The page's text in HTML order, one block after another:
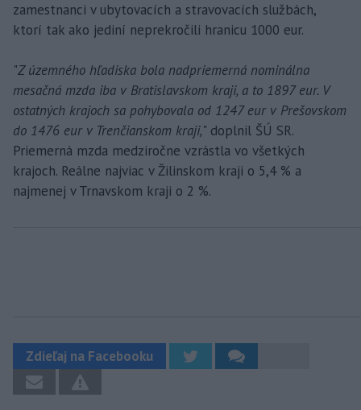
zamestnanci v ubytovacích a stravovacích službách,
ktorí tak ako jediní neprekročili hranicu 1000 eur.
"Z územného hľadiska bola nadpriemerná nominálna
mesačná mzda iba v Bratislavskom kraji, a to 1897 eur. V
ostatných krajoch sa pohybovala od 1247 eur v Prešovskom
do 1476 eur v Trenčianskom kraji," doplnil ŠÚ SR.
Priemerná mzda medziročne vzrástla vo všetkých
krajoch. Reálne najviac v Žilinskom kraji o 5,4 % a
najmenej v Trnavskom kraji o 2 %.
Zdieľaj na Facebooku